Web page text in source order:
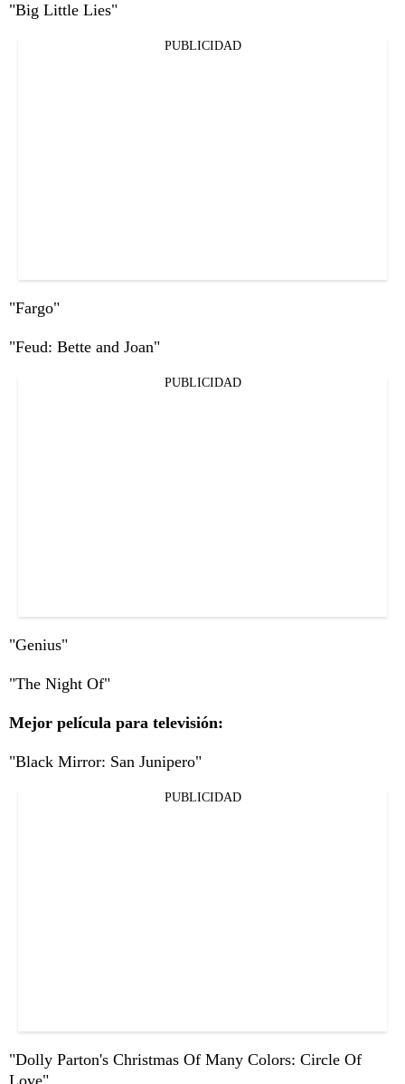
"Big Little Lies"
PUBLICIDAD
"Fargo"
"Feud: Bette and Joan"
PUBLICIDAD
"Genius"
"The Night Of"
Mejor película para televisión:
"Black Mirror: San Junipero"
PUBLICIDAD
"Dolly Parton's Christmas Of Many Colors: Circle Of